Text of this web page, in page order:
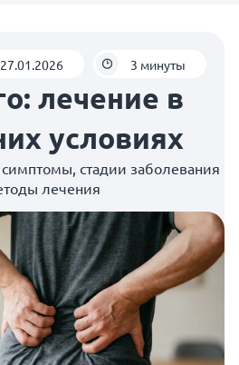
27.01.2026 3 минуты
лечение в
условиях
стадии заболевания
лечения